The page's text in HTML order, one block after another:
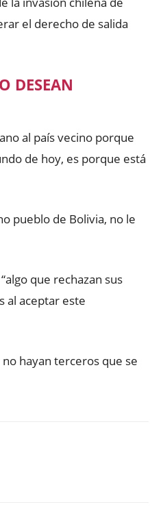
el derecho de salida
DESEAN
al país vecino porque
de hoy, es porque está
pueblo de Bolivia, no le
que rechazan sus
al aceptar este
hayan terceros que se